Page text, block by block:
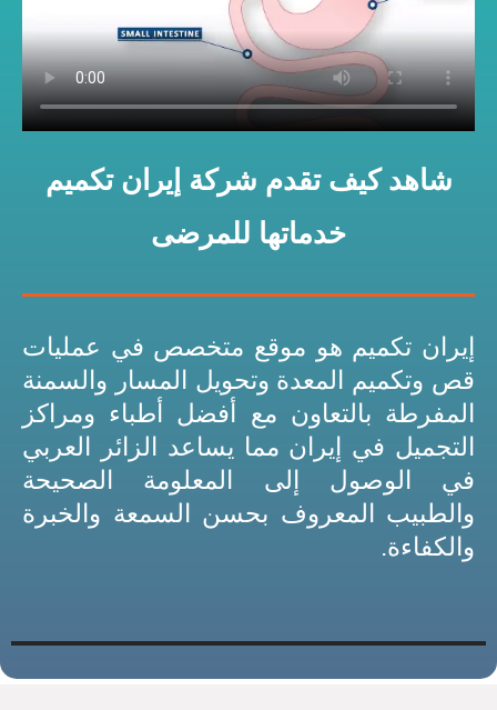
شاهد كيف تقدم شركة إيران تكميم
خدماتها للمرضى
إيران تكميم هو موقع متخصص في عمليات
قص وتكميم المعدة وتحويل المسار والسمنة
المفرطة بالتعاون مع أفضل أطباء ومراكز
التجميل في إيران مما يساعد الزائر العربي
في الوصول إلى المعلومة الصحيحة
والطبيب المعروف بحسن السمعة والخبرة
والكفاءة.